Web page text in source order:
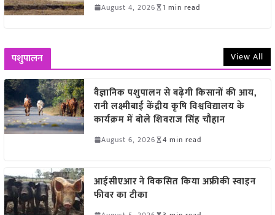
August 4, 2026 1 min read
पशुपालन View All
वैज्ञानिक पशुपालन से बढ़ेगी किसानों की आय,
रानी लक्ष्मीबाई केंद्रीय कृषि विश्वविद्यालय के
कार्यक्रम में बोले शिवराज सिंह चौहान
August 6, 2026 4 min read
आईसीएआर ने विकसित किया अफ्रीकी स्वाइन
फीवर का टीका